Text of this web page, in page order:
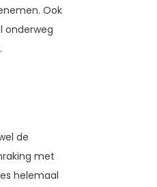
Ook
onderweg
de
met
helemaal